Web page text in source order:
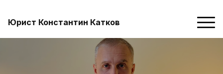
Юрист Константин Катков